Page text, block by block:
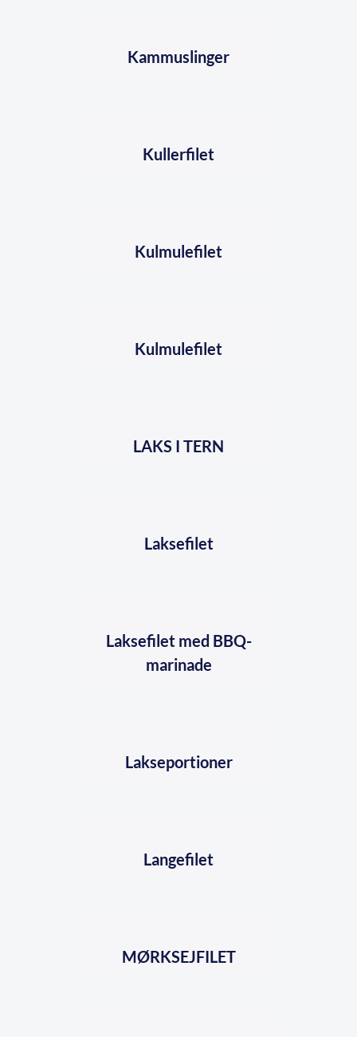
Kammuslinger
Kullerfilet
Kulmulefilet
Kulmulefilet
LAKS I TERN
Laksefilet
Laksefilet med BBQ-
marinade
Lakseportioner
Langefilet
MØRKSEJFILET